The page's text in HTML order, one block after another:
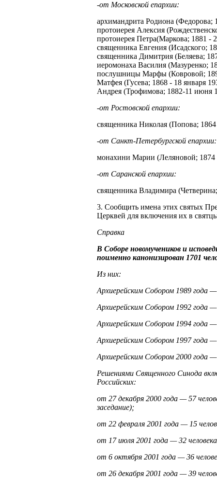
-от Московской епархии:
архимандрита Родиона (Федорова;
протоиерея Алексия
протоиерея Петра(Маркова; 1881 -
священника Евгения (Исадского;
священника Димитрия (Беляева;
иеромонаха Василия (Мазуренко;
послушницы Марфы (Ковровой;
Матфея (Гусева; 1868 - 18 января
Андрея (Трофимова; 1882-11 июня
-от Ростовской епархии:
священника Николая (Попова; 1864
-от Санкт-Петербургской епархии:
монахини Марии (Леляновой; 1874
-от Саранской епархии:
священника Владимира
3. Сообщить имена этих святых
Церквей для включения их в
Справка
В Соборе новомучеников и
поименно канонизирован 1701
Из них:
Архиерейским Собором 1989 года —
Архиерейским Собором 1992 года —
Архиерейским Собором 1994 года —
Архиерейским Собором 1997 года —
Архиерейским Собором 2000 года —
Решениями Священного Синода
Российских:
от 27 декабря 2000 года — 57
заседание);
от 22 февраля 2001 года — 15
от 17 июля 2001 года — 32
от 6 октября 2001 года — 36
от 26 декабря 2001 года — 39